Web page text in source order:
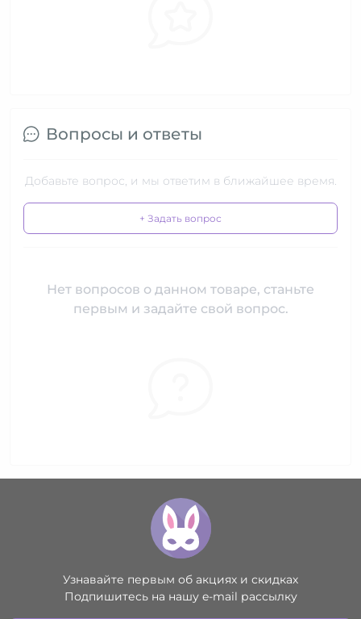
Вопросы и ответы
Добавьте вопрос, и мы ответим в ближайшее время.
+ Задать вопрос
Нет вопросов о данном товаре, станьте
первым и задайте свой вопрос.
Узнавайте первым об акциях и скидках
Подпишитесь на нашу e-mail рассылку